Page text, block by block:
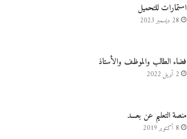
استمارات للتحميل
28 ديسمبر 2023
فضاء الطالب والموظف والأستاذ
2 أبريل 2022
منصة التعليم عن بعـــد
8 أكتوبر 2019